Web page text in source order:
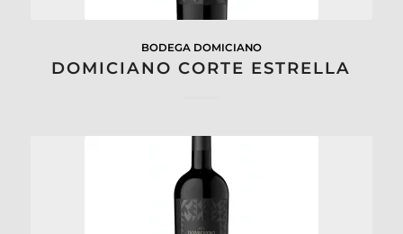
BODEGA DOMICIANO
DOMICIANO CORTE ESTRELLA